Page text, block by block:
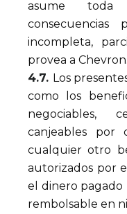
asume toda
consecuencias
incompleta,
provea a Chevron.
4.7. Los
como los
negociables,
canjeables
cualquier otro
autorizados por
el dinero pagado
rembolsable en